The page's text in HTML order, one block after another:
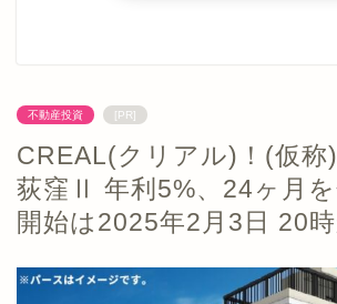
不動産投資 [PR]
CREAL(クリアル)！(仮称
荻窪Ⅱ 年利5%、24ヶ月
開始は2025年2月3日 20時